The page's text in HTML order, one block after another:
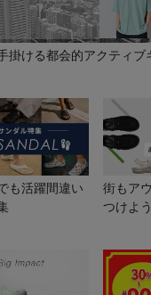
掛ける都会的アクティブ
も活躍間違い
街もア
つけよ